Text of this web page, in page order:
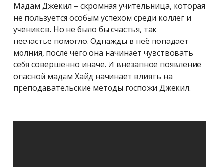
Мадам Джекил – скромная учительница, которая
не пользуется особым успехом среди коллег и
учеников. Но не было бы счастья, так
несчастье помогло. Однажды в неё попадает
молния, после чего она начинает чувствовать
себя совершенно иначе. И внезапное появление
опасной мадам Хайд начинает влиять на
преподавательские методы госпожи Джекил.